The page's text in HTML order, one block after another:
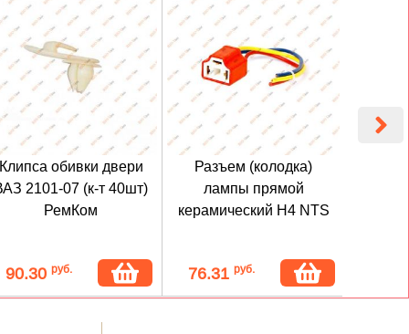
Клипса обивки двери
2101-07 (к-т 40шт)
РемКом
90.30 руб.
Разъем (колодка)
лампы прямой
керамический H4 NTS
76.31 руб.